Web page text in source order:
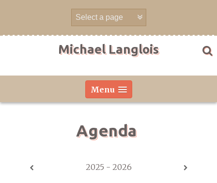
Michael Langlois
Menu
Agenda
2025 - 2026